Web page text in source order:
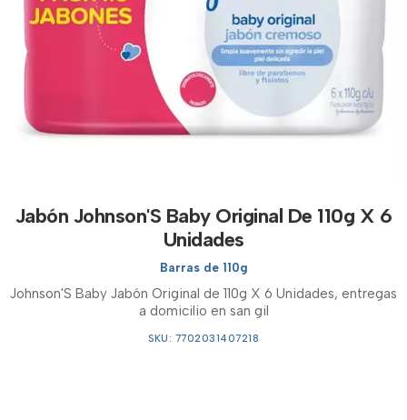
Jabón Johnson'S Baby Original De 110g X 6
Unidades
Barras de 110g
Johnson'S Baby Jabón Original de 110g X 6 Unidades, entregas
a domicilio en san gil
SKU: 7702031407218